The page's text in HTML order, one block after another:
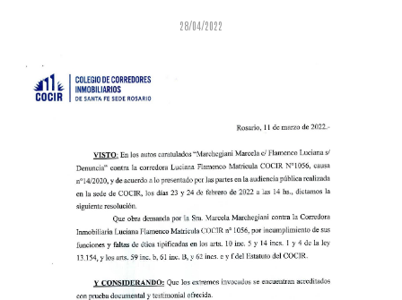
28/04/2022